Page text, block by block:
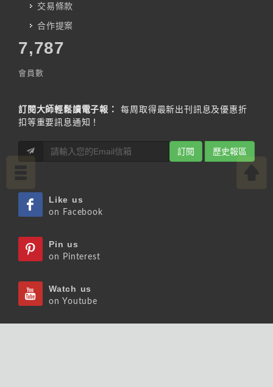
交易條款
合作提案
7,787
會員數
訂閱大師輕鬆讀電子報：
每周取得最新出刊訊息及優惠折
扣等重要訊息通知！
訂閱 歷史報區
Like us
on Facebook
Pin us
on Pinterest
Watch us
on Youtube